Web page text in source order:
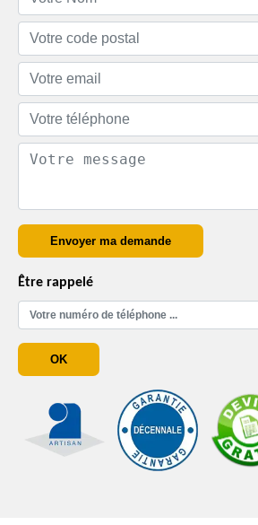
Être rappelé